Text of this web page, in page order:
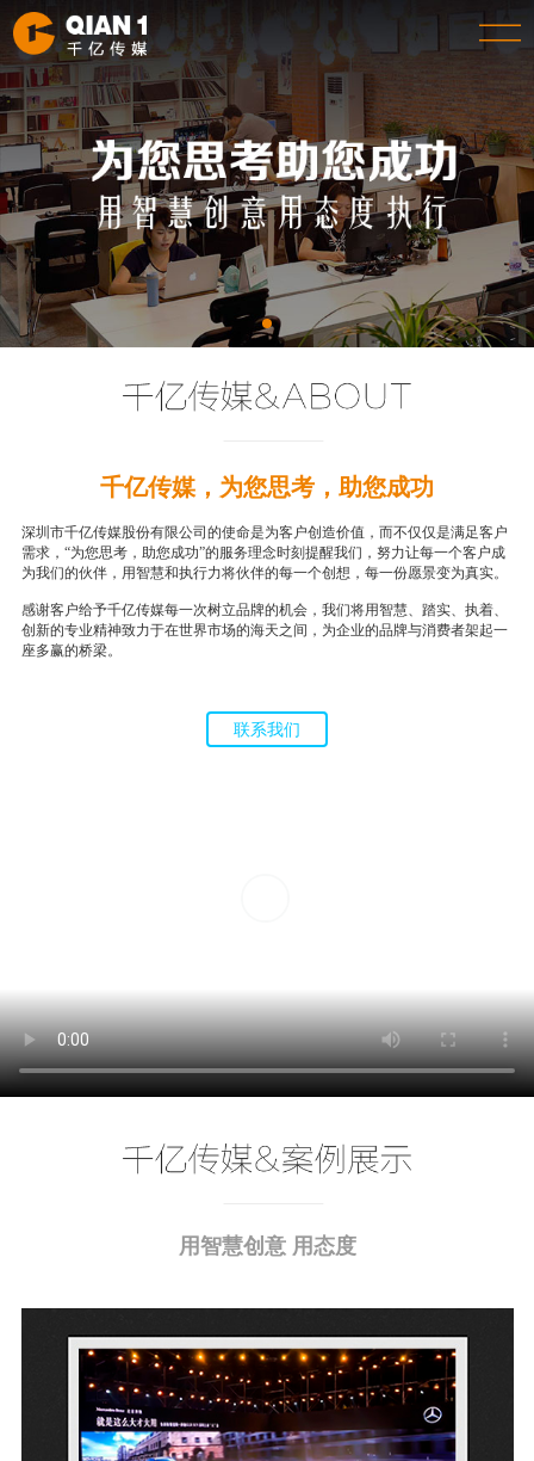
千亿传媒，为您思考，助您成功
深圳市千亿传媒股份有限公司的使命是为客户创造价值，而不仅仅是满足客户
需求，“为您思考，助您成功”的服务理念时刻提醒我们，努力让每一个客户成
为我们的伙伴，用智慧和执行力将伙伴的每一个创想，每一份愿景变为真实。
感谢客户给予千亿传媒每一次树立品牌的机会，我们将用智慧、踏实、执着、
创新的专业精神致力于在世界市场的海天之间，为企业的品牌与消费者架起一
座多赢的桥梁。
联系我们
用智慧创意 用态度